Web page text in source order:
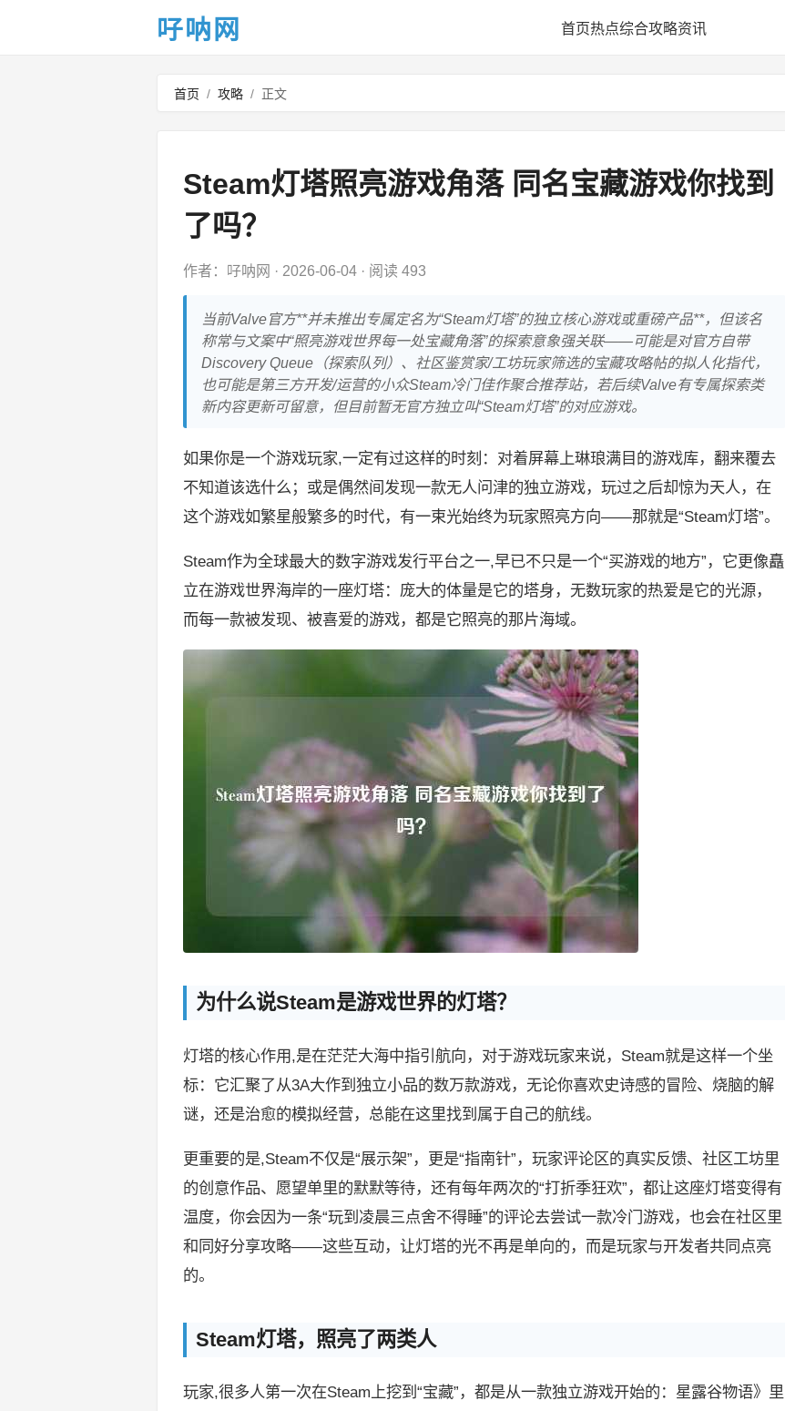
吇呐网 首页热点综合攻略资讯
首页 / 攻略 / 正文
Steam灯塔照亮游戏角落 同名宝藏游戏你找到
了吗？
作者：吇呐网 · 2026-06-04 · 阅读 493
当前Valve官方**并未推出专属定名为“Steam灯塔”的独立核心游戏或重磅产品**，但该名
称常与文案中“照亮游戏世界每一处宝藏角落”的探索意象强关联——可能是对官方自带
Discovery Queue（探索队列）、社区鉴赏家/工坊玩家筛选的宝藏攻略帖的拟人化指代，
也可能是第三方开发/运营的小众Steam冷门佳作聚合推荐站，若后续Valve有专属探索类
新内容更新可留意，但目前暂无官方独立叫“Steam灯塔”的对应游戏。
如果你是一个游戏玩家,一定有过这样的时刻：对着屏幕上琳琅满目的游戏库，翻来覆去
不知道该选什么；或是偶然间发现一款无人问津的独立游戏，玩过之后却惊为天人，在
这个游戏如繁星般繁多的时代，有一束光始终为玩家照亮方向——那就是“Steam灯塔”。
Steam作为全球最大的数字游戏发行平台之一,早已不只是一个“买游戏的地方”，它更像矗
立在游戏世界海岸的一座灯塔：庞大的体量是它的塔身，无数玩家的热爱是它的光源，
而每一款被发现、被喜爱的游戏，都是它照亮的那片海域。
为什么说Steam是游戏世界的灯塔？
灯塔的核心作用,是在茫茫大海中指引航向，对于游戏玩家来说，Steam就是这样一个坐
标：它汇聚了从3A大作到独立小品的数万款游戏，无论你喜欢史诗感的冒险、烧脑的解
谜，还是治愈的模拟经营，总能在这里找到属于自己的航线。
更重要的是,Steam不仅是“展示架”，更是“指南针”，玩家评论区的真实反馈、社区工坊里
的创意作品、愿望单里的默默等待，还有每年两次的“打折季狂欢”，都让这座灯塔变得有
温度，你会因为一条“玩到凌晨三点舍不得睡”的评论去尝试一款冷门游戏，也会在社区里
和同好分享攻略——这些互动，让灯塔的光不再是单向的，而是玩家与开发者共同点亮
的。
Steam灯塔，照亮了两类人
玩家,很多人第一次在Steam上挖到“宝藏”，都是从一款独立游戏开始的：星露谷物语》里